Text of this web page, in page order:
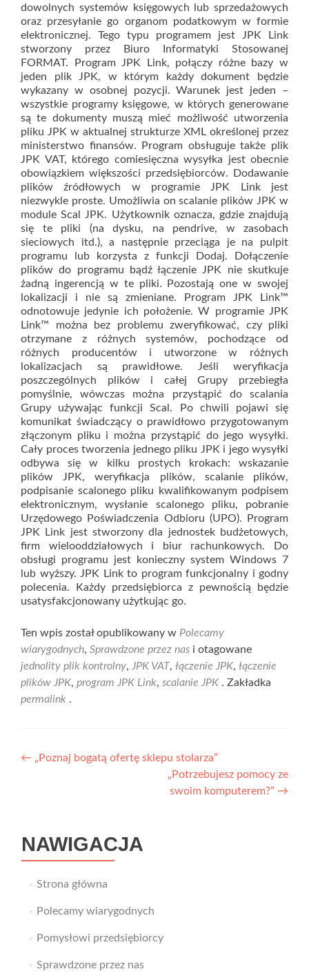
dowolnych systemów księgowych lub sprzedażowych
oraz przesyłanie go organom podatkowym w formie
elektronicznej. Tego typu programem jest JPK Link
stworzony przez Biuro Informatyki Stosowanej
FORMAT. Program JPK Link, połączy różne bazy w
jeden plik JPK, w którym każdy dokument będzie
wykazany w osobnej pozycji. Warunek jest jeden –
wszystkie programy księgowe, w których generowane
są te dokumenty muszą mieć możliwość utworzenia
pliku JPK w aktualnej strukturze XML określonej przez
ministerstwo finansów. Program obsługuje także plik
JPK VAT, którego comiesięczna wysyłka jest obecnie
obowiązkiem większości przedsiębiorców. Dodawanie
plików źródłowych w programie JPK Link jest
niezwykle proste. Umożliwia on scalanie plików JPK w
module Scal JPK. Użytkownik oznacza, gdzie znajdują
się te pliki (na dysku, na pendrive, w zasobach
sieciowych itd.), a następnie przeciąga je na pulpit
programu lub korzysta z funkcji Dodaj. Dołączenie
plików do programu bądź łączenie JPK nie skutkuje
żadną ingerencją w te pliki. Pozostają one w swojej
lokalizacji i nie są zmieniane. Program JPK Link™
odnotowuje jedynie ich położenie. W programie JPK
Link™ można bez problemu zweryfikować, czy pliki
otrzymane z różnych systemów, pochodzące od
różnych producentów i utworzone w różnych
lokalizacjach są prawidłowe. Jeśli weryfikacja
poszczególnych plików i całej Grupy przebiegła
pomyślnie, wówczas można przystąpić do scalania
Grupy używając funkcji Scal. Po chwili pojawi się
komunikat świadczący o prawidłowo przygotowanym
złączonym pliku i można przystąpić do jego wysyłki.
Cały proces tworzenia jednego pliku JPK i jego wysyłki
odbywa się w kilku prostych krokach: wskazanie
plików JPK, weryfikacja plików, scalanie plików,
podpisanie scalonego pliku kwalifikowanym podpisem
elektronicznym, wysłanie scalonego pliku, pobranie
Urzędowego Poświadczenia Odbioru (UPO). Program
JPK Link jest stworzony dla jednostek budżetowych,
firm wielooddziałowych i biur rachunkowych. Do
obsługi programu jest konieczny system Windows 7
lub wyższy. JPK Link to program funkcjonalny i godny
polecenia. Każdy przedsiębiorca z pewnością będzie
usatysfakcjonowany użytkując go.
Ten wpis został opublikowany w Polecamy
wiarygodnych, Sprawdzone przez nas i otagowane
jednolity plik kontrolny, JPK VAT, łączenie JPK, łączenie
plików JPK, program JPK Link, scalanie JPK . Zakładka
permalink .
Nawigacja
← „Poznaj bogatą ofertę sklepu stolarza”
„Potrzebujesz pomocy ze
swoim komputerem?” →
NAWIGACJA
Strona główna
Polecamy wiarygodnych
Pomysłowi przedsiębiorcy
Sprawdzone przez nas